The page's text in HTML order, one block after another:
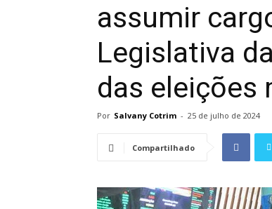
assumir
Legislativa
das eleições
Por Salvany Cotrim - 25 de julho de 2024
Compartilhado